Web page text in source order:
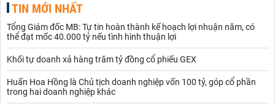
TIN MỚI NHẤT
Tổng Giám đốc MB: Tự tin hoàn thành kế hoạch lợi nhuận năm, có
thể đạt mốc 40.000 tỷ nếu tình hình thuận lợi
Khối tự doanh xả hàng trăm tỷ đồng cổ phiếu GEX
Huấn Hoa Hồng là Chủ tịch doanh nghiệp vốn 100 tỷ, góp cổ phần
trong hai doanh nghiệp khác